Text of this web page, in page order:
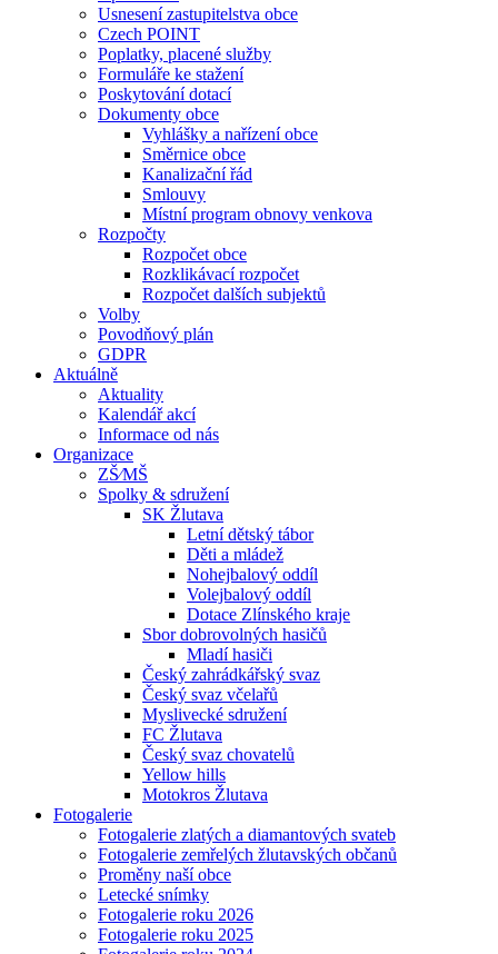
Usnesení zastupitelstva obce
Czech POINT
Poplatky, placené služby
Formuláře ke stažení
Poskytování dotací
Dokumenty obce
Vyhlášky a nařízení obce
Směrnice obce
Kanalizační řád
Smlouvy
Místní program obnovy venkova
Rozpočty
Rozpočet obce
Rozklikávací rozpočet
Rozpočet dalších subjektů
Volby
Povodňový plán
GDPR
Aktuálně
Aktuality
Kalendář akcí
Informace od nás
Organizace
ZŠ⁄MŠ
Spolky & sdružení
SK Žlutava
Letní dětský tábor
Děti a mládež
Nohejbalový oddíl
Volejbalový oddíl
Dotace Zlínského kraje
Sbor dobrovolných hasičů
Mladí hasiči
Český zahrádkářský svaz
Český svaz včelařů
Myslivecké sdružení
FC Žlutava
Český svaz chovatelů
Yellow hills
Motokros Žlutava
Fotogalerie
Fotogalerie zlatých a diamantových svateb
Fotogalerie zemřelých žlutavských občanů
Proměny naší obce
Letecké snímky
Fotogalerie roku 2026
Fotogalerie roku 2025